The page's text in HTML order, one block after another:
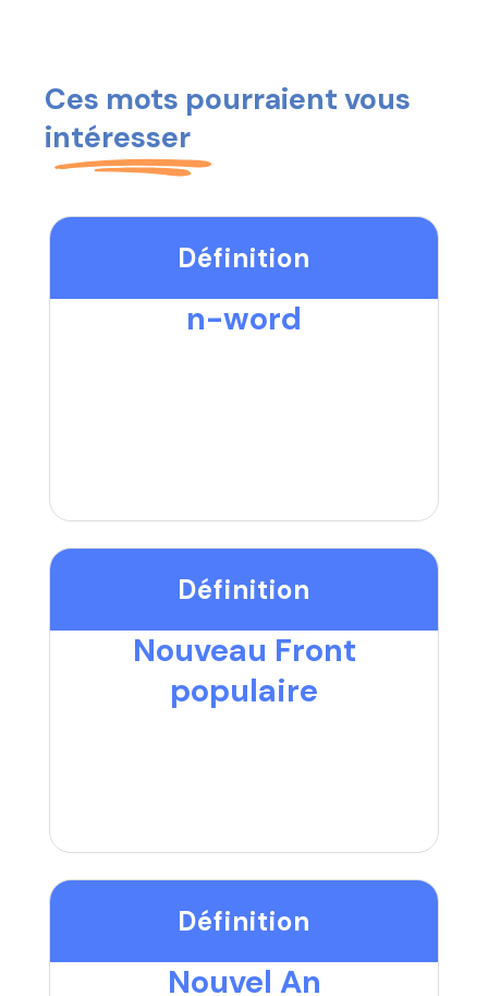
Ces mots pourraient vous
intéresser
Définition
n-word
Définition
Nouveau Front
populaire
Définition
Nouvel An